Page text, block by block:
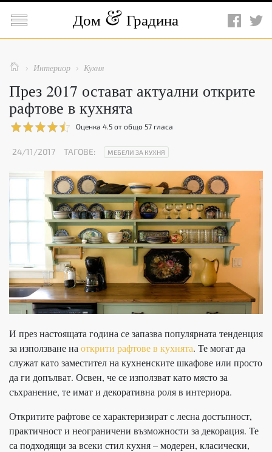
 Дом Градина
  Интериор  Кухня
През 2017 остават актуални открите
рафтове в кухнята
Оценка 4.5 от общо 57 гласа
24/11/2017 ТАГОВЕ: МЕБЕЛИ ЗА КУХНЯ
И през настоящата година се запазва популярната тенденция
за използване на открити рафтове в кухнята. Те могат да
служат като заместител на кухненските шкафове или просто
да ги допълват. Освен, че се използват като място за
съхранение, те имат и декоративна роля в интериора.
Откритите рафтове се характеризират с лесна достъпност,
практичност и неограничени възможности за декорация. Те
са подходящи за всеки стил кухня – модерен, класически,